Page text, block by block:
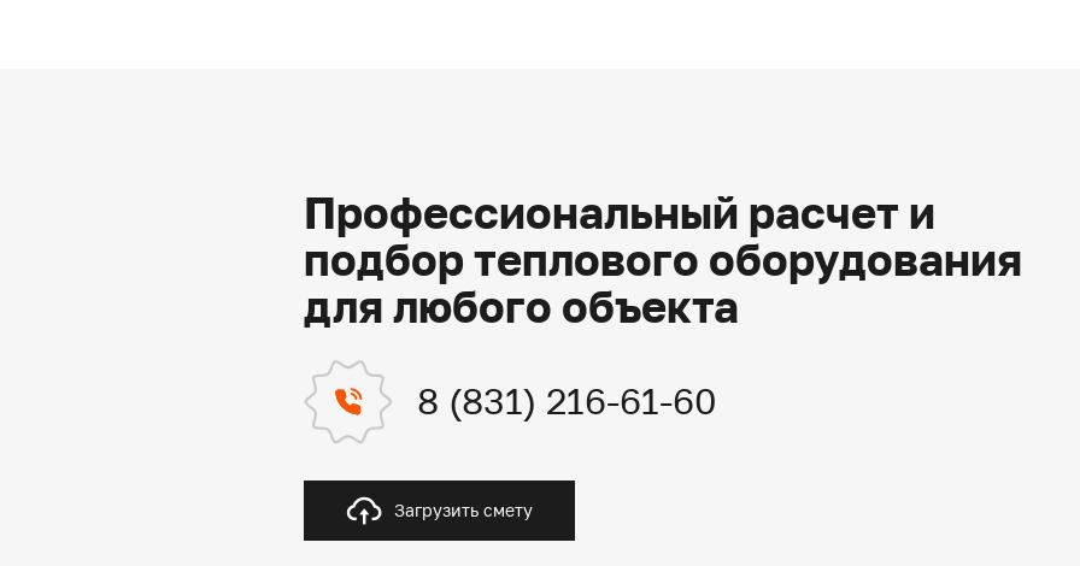
Профессиональный расчет и
подбор теплового оборудования
для любого объекта
8 (831) 216-61-60
Загрузить смету